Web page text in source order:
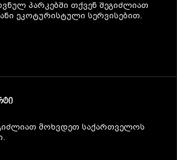
პარკებში თქვენ შეგიძლიათ
ეკოტურისტული სერვისებით.
მოხვდეთ საქართველოს